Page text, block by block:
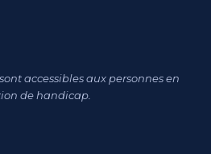
accessibles aux personnes en
de handicap.